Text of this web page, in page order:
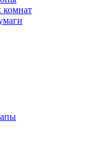
комнат